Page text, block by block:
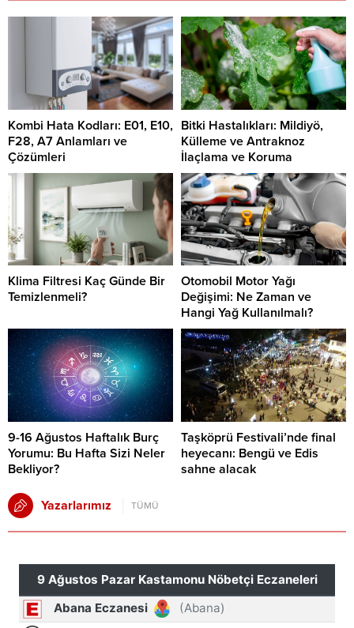
Kombi Hata Kodları: E01, E10,
F28, A7 Anlamları ve
Çözümleri
Bitki Hastalıkları: Mildiyö,
Külleme ve Antraknoz
İlaçlama ve Koruma
Klima Filtresi Kaç Günde Bir
Temizlenmeli?
Otomobil Motor Yağı
Değişimi: Ne Zaman ve
Hangi Yağ Kullanılmalı?
9-16 Ağustos Haftalık Burç
Yorumu: Bu Hafta Sizi Neler
Bekliyor?
Taşköprü Festivali’nde final
heyecanı: Bengü ve Edis
sahne alacak
Yazarlarımız TÜMÜ